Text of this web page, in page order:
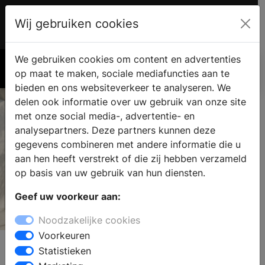
€ 0.00
Zoek
Falmec
Wij gebruiken cookies
We gebruiken cookies om content en advertenties
op maat te maken, sociale mediafuncties aan te
bieden en ons websiteverkeer te analyseren. We
delen ook informatie over uw gebruik van onze site
met onze social media-, advertentie- en
analysepartners. Deze partners kunnen deze
gegevens combineren met andere informatie die u
aan hen heeft verstrekt of die zij hebben verzameld
op basis van uw gebruik van hun diensten.
Geef uw voorkeur aan:
Noodzakelijke cookies
Voorkeuren
Statistieken